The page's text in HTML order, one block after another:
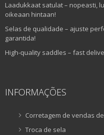
Laadukkaat satulat – nopeasti,
oikeaan hintaan!
Selas de qualidade – ajuste
garantida!
High-quality saddles – fast
INFORMAÇÕES
Corretagem de vendas
Troca de sela